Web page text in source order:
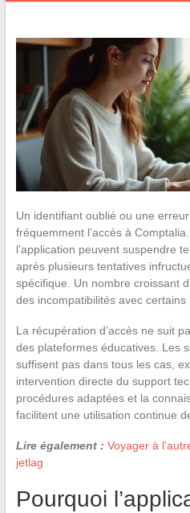
Un identifiant oublié ou une
fréquemment l’accès à
l’application peuvent suspendre
après plusieurs tentatives
spécifique. Un nombre croissant
des incompatibilités avec certains
La récupération d’accès ne suit
des plateformes éducatives. Les
suffisent pas dans tous les cas,
intervention directe du support
procédures adaptées et la
facilitent une utilisation continue
Lire également : Voyager à
jetlag
Pourquoi